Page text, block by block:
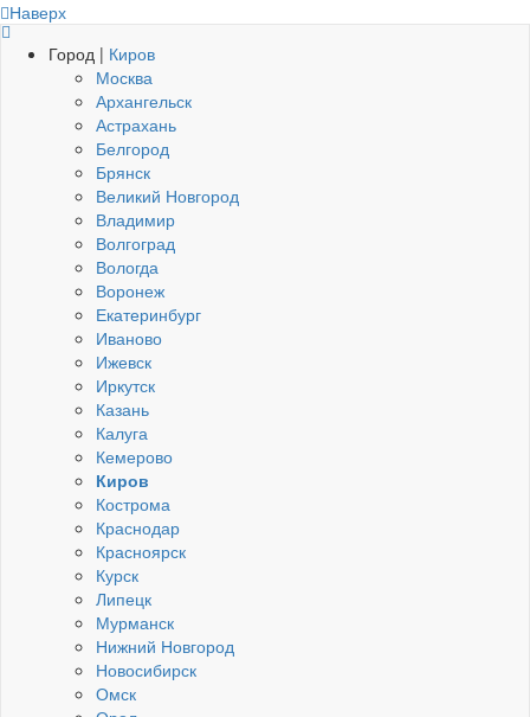
Наверх
Город | Киров
Москва
Архангельск
Астрахань
Белгород
Брянск
Великий Новгород
Владимир
Волгоград
Вологда
Воронеж
Екатеринбург
Иваново
Ижевск
Иркутск
Казань
Калуга
Кемерово
Киров
Кострома
Краснодар
Красноярск
Курск
Липецк
Мурманск
Нижний Новгород
Новосибирск
Омск